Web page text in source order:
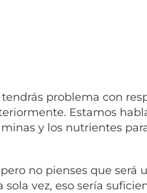
tendrás problema con
Estamos
y los nutrientes
no pienses que será
vez, eso sería